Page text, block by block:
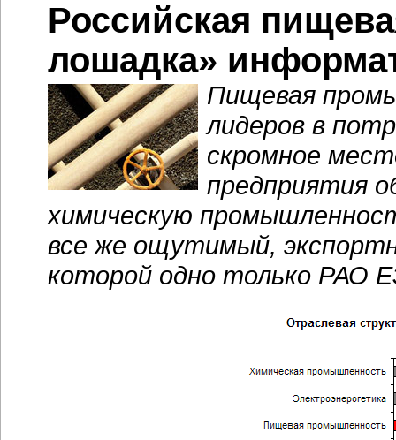
Российская
лошадка»
Пищевая
лидеров в
скромное
предприятия
химическую
все же ощутимый,
которой одно только РАО